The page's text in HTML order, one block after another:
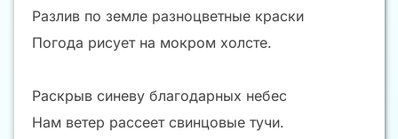
Разлив по земле разноцветные краски
Погода рисует на мокром холсте.
Раскрыв синеву благодарных небес
Нам ветер рассеет свинцовые тучи.